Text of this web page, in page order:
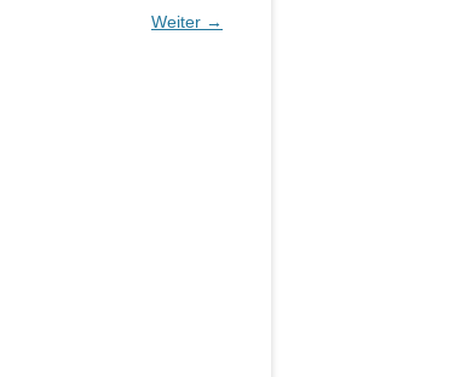
Weiter →